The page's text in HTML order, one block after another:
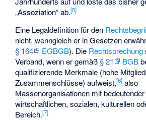
„Assoziation“ ab.[5]
Eine Legaldefinition für den
nicht, wenngleich er in Gesetzen
§ 164
EGBGB). Die Rechtsprechung
Verband, wenn er gemäß§ 21 BGB
qualifizierende Merkmale (hohe
Zusammenschlüsse) aufweist,[6] also
Massenorganisationen mit
wirtschaftlichen, sozialen, kulturellen
Bereich.[7]